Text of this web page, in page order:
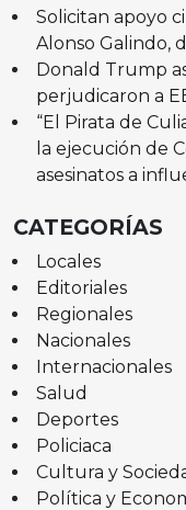
Solicitan apoyo
Alonso Galindo,
Donald Trump
perjudicaron a
“El Pirata de
la ejecución de
asesinatos a
CATEGORÍAS
Locales
Editoriales
Regionales
Nacionales
Internacionales
Salud
Deportes
Policiaca
Cultura y
Política y